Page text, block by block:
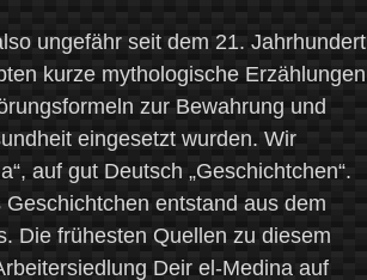
ungefähr seit dem 21. Jahrhundert
kurze mythologische Erzählungen
zur Bewahrung und
eingesetzt wurden. Wir
auf gut Deutsch „Geschichtchen“.
entstand aus dem
Die frühesten Quellen zu diesem
Deir el-Medina auf